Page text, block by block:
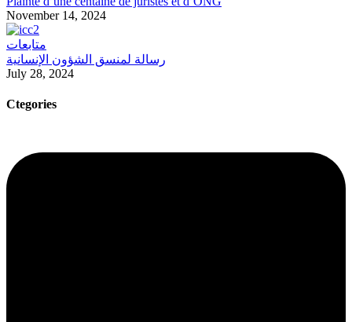
November 14, 2024
متابعات
رسالة لمنسق الشؤون الإنسانية
July 28, 2024
Ctegories